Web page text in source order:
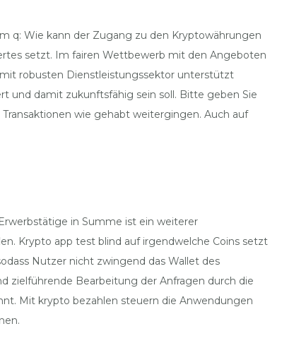
q: Wie kann der Zugang zu den Kryptowährungen
setzt. Im fairen Wettbewerb mit den Angeboten
robusten Dienstleistungssektor unterstützt
und damit zukunftsfähig sein soll. Bitte geben Sie
wie gehabt weitergingen. Auch auf
in Summe ist ein weiterer
Krypto app test blind auf irgendwelche Coins setzt
Nutzer nicht zwingend das Wallet des
zielführende Bearbeitung der Anfragen durch die
Mit krypto bezahlen steuern die Anwendungen